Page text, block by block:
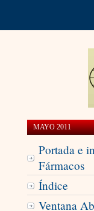
MAYO 2011
Portada e
Fármacos
Índice
Ventana